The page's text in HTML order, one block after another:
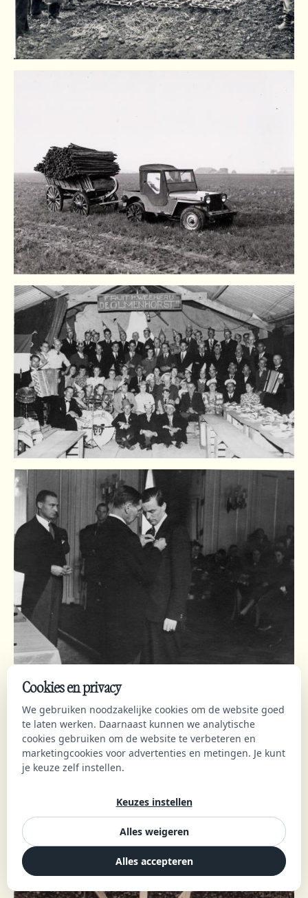
Cookies en privacy
We gebruiken noodzakelijke cookies om de website goed
te laten werken. Daarnaast kunnen we analytische
cookies gebruiken om de website te verbeteren en
marketingcookies voor advertenties en metingen. Je kunt
je keuze zelf instellen.
Keuzes instellen
Alles weigeren
Alles accepteren